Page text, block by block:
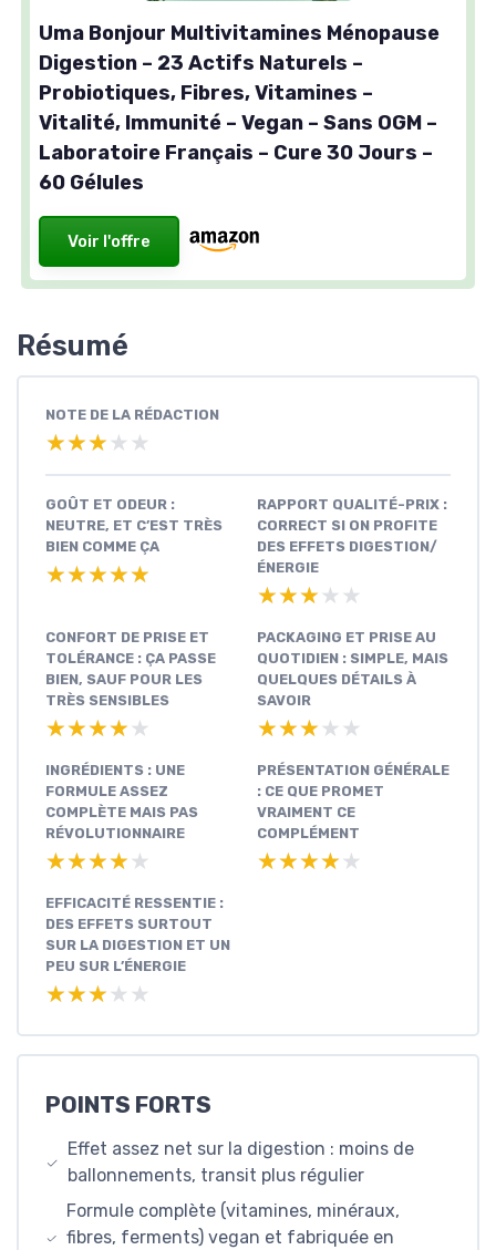
Uma Bonjour Multivitamines Ménopause
Digestion – 23 Actifs Naturels –
Probiotiques, Fibres, Vitamines –
Vitalité, Immunité – Vegan – Sans OGM –
Laboratoire Français – Cure 30 Jours –
60 Gélules
Voir l'offre
Résumé
NOTE DE LA RÉDACTION
★★★★★
★★★★★
GOÛT ET ODEUR :
NEUTRE, ET C’EST TRÈS
BIEN COMME ÇA
★★★★★
★★★★★
RAPPORT QUALITÉ-PRIX :
CORRECT SI ON PROFITE
DES EFFETS DIGESTION/
ÉNERGIE
★★★★★
★★★★★
CONFORT DE PRISE ET
TOLÉRANCE : ÇA PASSE
BIEN, SAUF POUR LES
TRÈS SENSIBLES
★★★★★
★★★★★
PACKAGING ET PRISE AU
QUOTIDIEN : SIMPLE, MAIS
QUELQUES DÉTAILS À
SAVOIR
★★★★★
★★★★★
INGRÉDIENTS : UNE
FORMULE ASSEZ
COMPLÈTE MAIS PAS
RÉVOLUTIONNAIRE
★★★★★
★★★★★
PRÉSENTATION GÉNÉRALE
: CE QUE PROMET
VRAIMENT CE
COMPLÉMENT
★★★★★
★★★★★
EFFICACITÉ RESSENTIE :
DES EFFETS SURTOUT
SUR LA DIGESTION ET UN
PEU SUR L’ÉNERGIE
★★★★★
★★★★★
POINTS FORTS
Effet assez net sur la digestion : moins de
ballonnements, transit plus régulier
Formule complète (vitamines, minéraux,
fibres, ferments) vegan et fabriquée en